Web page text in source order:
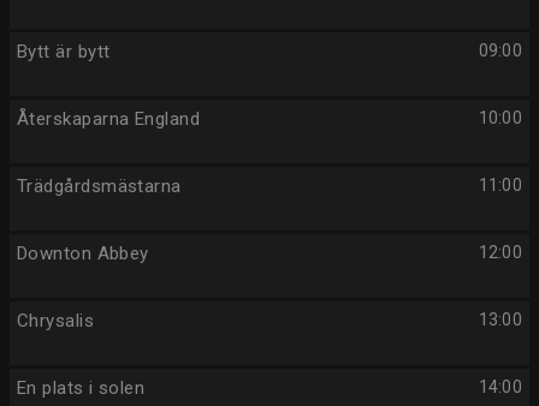
09:00
Bytt är bytt
10:00
Återskaparna England
11:00
Trädgårdsmästarna
12:00
Downton Abbey
13:00
Chrysalis
14:00
En plats i solen